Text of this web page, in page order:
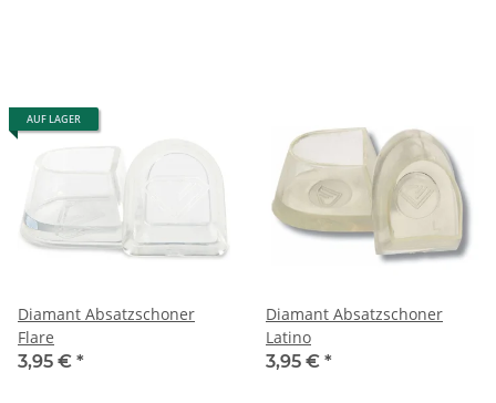
AUF LAGER
Diamant Absatzschoner
Flare
3,95 € *
Diamant Absatzschoner
Latino
3,95 € *